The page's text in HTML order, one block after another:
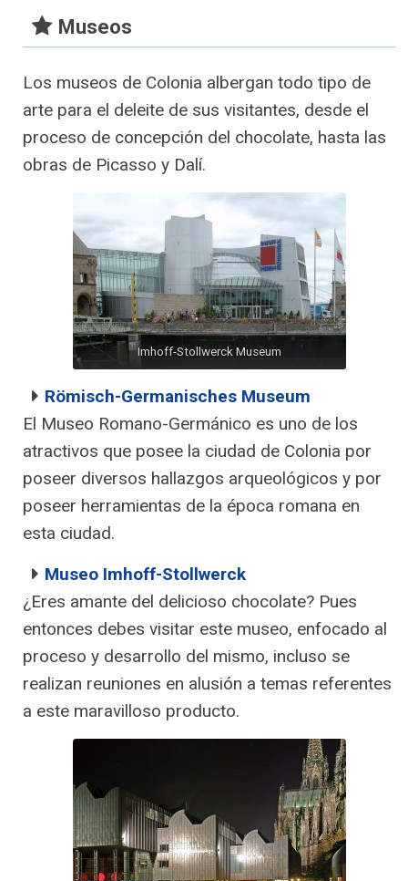
Museos
Los museos de Colonia albergan todo tipo de
arte para el deleite de sus visitantes, desde el
proceso de concepción del chocolate, hasta las
obras de Picasso y Dalí.
Imhoff-Stollwerck Museum
Römisch-Germanisches Museum
El Museo Romano-Germánico es uno de los
atractivos que posee la ciudad de Colonia por
poseer diversos hallazgos arqueológicos y por
poseer herramientas de la época romana en
esta ciudad.
Museo Imhoff-Stollwerck
¿Eres amante del delicioso chocolate? Pues
entonces debes visitar este museo, enfocado al
proceso y desarrollo del mismo, incluso se
realizan reuniones en alusión a temas referentes
a este maravilloso producto.